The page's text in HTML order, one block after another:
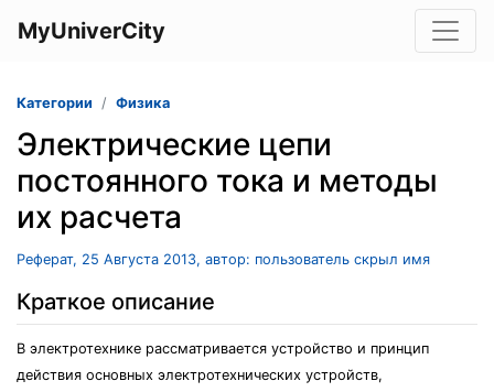
MyUniverCity
Категории Физика
Электрические цепи
постоянного тока и методы
их расчета
Реферат, 25 Августа 2013, автор: пользователь скрыл имя
Краткое описание
В электротехнике рассматривается устройство и принцип
действия основных электротехнических устройств,